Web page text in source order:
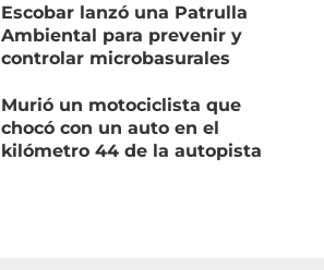
Escobar lanzó una Patrulla
Ambiental para prevenir y
controlar microbasurales
Murió un motociclista que
chocó con un auto en el
kilómetro 44 de la autopista